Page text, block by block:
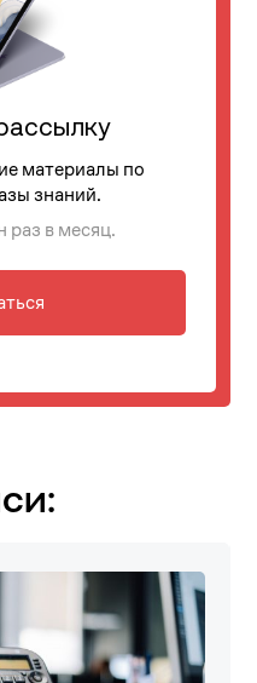
материалы по
знаний.
раз в месяц.